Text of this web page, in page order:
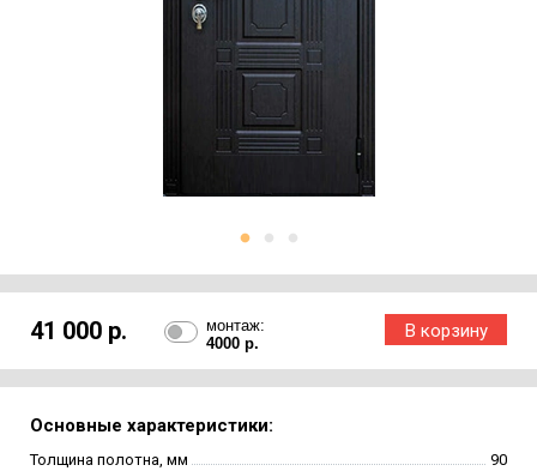
41 000 р.
монтаж:
4000 р.
Основные характеристики:
Толщина полотна, мм
90